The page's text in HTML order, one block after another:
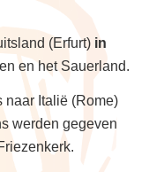
(Erfurt) in
en het Sauerland.
naar Italië (Rome)
werden gegeven